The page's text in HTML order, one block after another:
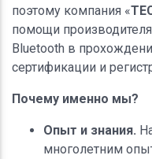
поэтому компания «
помощи
Bluetooth в
сертификации и
Почему именно мы?
Опыт и знания.
многолетним